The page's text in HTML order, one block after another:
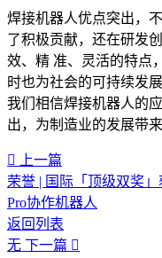
焊接机器人优点突出，
了积极贡献，还在研发
效、精 准、灵活的特点
时也为社会的可持续发
我们相信焊接机器人的
出，为制造业的发展带
上一篇
荣誉 | 国际「顶级双奖
Pro协作机器人
返回列表
无 下一篇